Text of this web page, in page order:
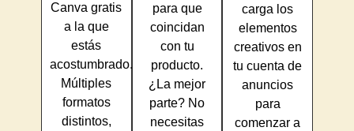
Canva gratis
a la que
estás
acostumbrado.
Múltiples
formatos
distintos,
para que
coincidan
con tu
producto.
¿La mejor
parte? No
necesitas
carga los
elementos
creativos en
tu cuenta de
anuncios
para
comenzar a